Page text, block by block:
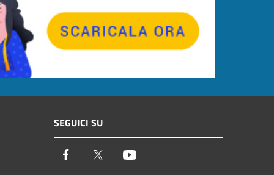
SEGUICI SU
Facebook Twitter